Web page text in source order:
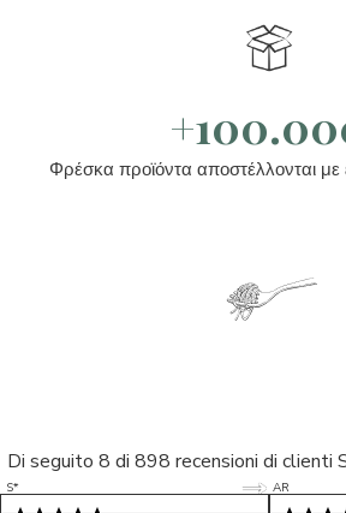
Φρέσκα προϊόντα αποστέλλονται με
Di seguito 8 di 898 recensioni di clienti
S* 5/5
LP 5/5
AR
D*